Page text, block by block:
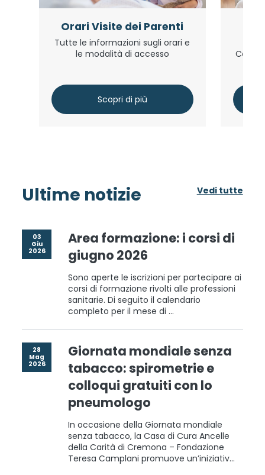
Orari Visite dei Parenti
Tutte le informazioni sugli orari e
le modalità di accesso
Scopri di più
Casa
Ultime notizie Vedi tutte
03
Giu
2026
Area formazione: i corsi di
giugno 2026
Sono aperte le iscrizioni per partecipare ai
corsi di formazione rivolti alle professioni
sanitarie. Di seguito il calendario
completo per il mese di ...
28
Mag
2026
Giornata mondiale senza
tabacco: spirometrie e
colloqui gratuiti con lo
pneumologo
In occasione della Giornata mondiale
senza tabacco, la Casa di Cura Ancelle
della Carità di Cremona – Fondazione
Teresa Camplani promuove un’iniziativ...